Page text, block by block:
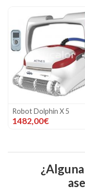
Robot de limpieza
W 20
1905,00€